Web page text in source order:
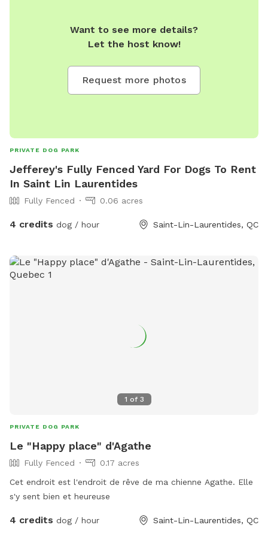
Want to see more details?
Let the host know!
Request more photos
PRIVATE DOG PARK
Jefferey's Fully Fenced Yard For Dogs To Rent
In Saint Lin Laurentides
Fully Fenced 0.06 acres
4 credits dog / hour Saint-Lin-Laurentides, QC
1 of 3
PRIVATE DOG PARK
Le "Happy place" d'Agathe
Fully Fenced
0.17 acres
Cet endroit est l'endroit de rêve de ma chienne Agathe. Elle
s'y sent bien et heureuse
4 credits dog / hour Saint-Lin-Laurentides, QC